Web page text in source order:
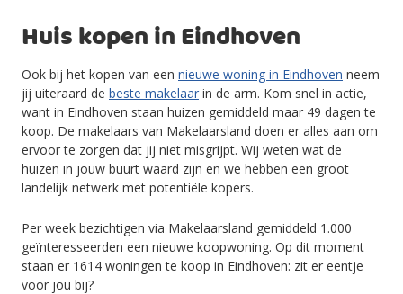
Huis kopen in Eindhoven
Ook bij het kopen van een nieuwe woning in Eindhoven neem
jij uiteraard de beste makelaar in de arm. Kom snel in actie,
want in Eindhoven staan huizen gemiddeld maar 49 dagen te
koop. De makelaars van Makelaarsland doen er alles aan om
ervoor te zorgen dat jij niet misgrijpt. Wij weten wat de
huizen in jouw buurt waard zijn en we hebben een groot
landelijk netwerk met potentiële kopers.
Per week bezichtigen via Makelaarsland gemiddeld 1.000
geïnteresseerden een nieuwe koopwoning. Op dit moment
staan er 1614 woningen te koop in Eindhoven: zit er eentje
voor jou bij?